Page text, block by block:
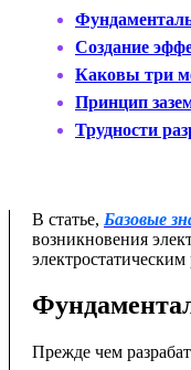
Создание
Каковы три
Принцип
Трудности
В статье, Базовые
возникновения
Прежде чем